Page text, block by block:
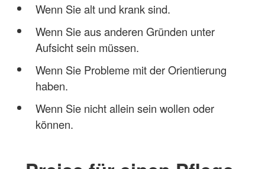
Wenn Sie alt und krank sind.
Wenn Sie aus anderen Gründen unter
Aufsicht sein müssen.
Wenn Sie Probleme mit der Orientierung
haben.
Wenn Sie nicht allein sein wollen oder
können.